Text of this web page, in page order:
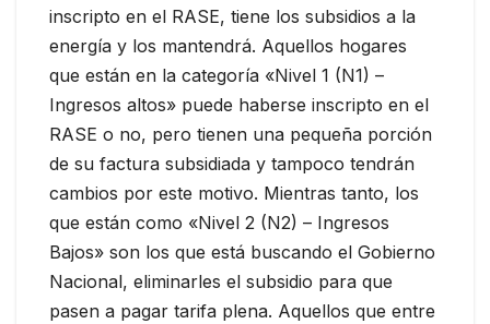
inscripto en el RASE, tiene los subsidios a la
energía y los mantendrá. Aquellos hogares
que están en la categoría «Nivel 1 (N1) –
Ingresos altos» puede haberse inscripto en el
RASE o no, pero tienen una pequeña porción
de su factura subsidiada y tampoco tendrán
cambios por este motivo. Mientras tanto, los
que están como «Nivel 2 (N2) – Ingresos
Bajos» son los que está buscando el Gobierno
Nacional, eliminarles el subsidio para que
pasen a pagar tarifa plena. Aquellos que entre